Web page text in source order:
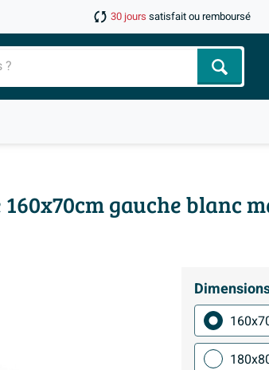
30 jours satisfait ou remboursé
Chercher
gauche blanc